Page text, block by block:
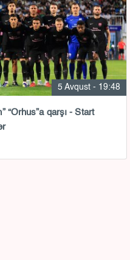
5 Avqust - 19:48
“Orhus”a qarşı - Start